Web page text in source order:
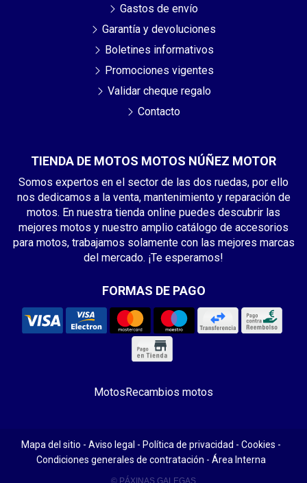
TIENDA DE MOTOS MOTOS NÚÑEZ MOTOR
Somos expertos en el sector de las dos ruedas, por ello
nos dedicamos a la venta, mantenimiento y reparación de
motos. En nuestra tienda online puedes descubrir las
mejores motos y nuestro amplio catálogo de accesorios
para motos, trabajamos solamente con las mejores marcas
del mercado. ¡Te esperamos!
FORMAS DE PAGO
Gastos de envío
Garantía y devoluciones
Boletines informativos
Promociones vigentes
Validar cheque regalo
Contacto
MotosRecambios motos
Mapa del sitio - Aviso legal - Política de privacidad - Cookies -
Condiciones generales de contratación - Área Interna
© PÁXINAS GALEGAS